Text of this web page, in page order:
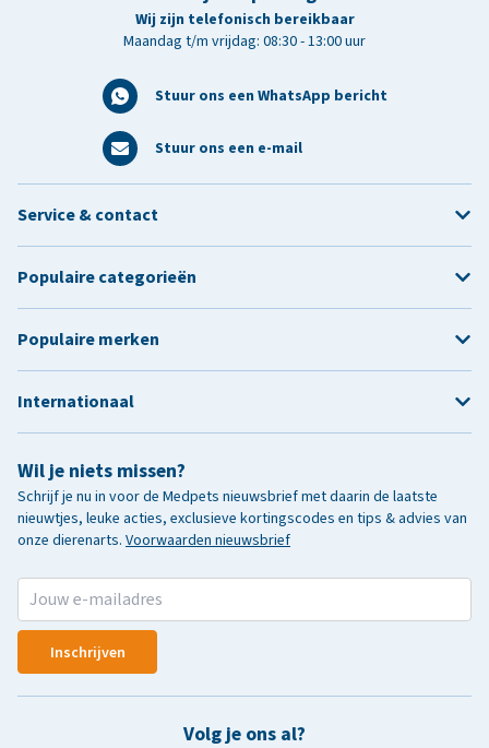
Wij zijn telefonisch bereikbaar
Maandag t/m vrijdag: 08:30 - 13:00 uur
Stuur ons een WhatsApp bericht
Stuur ons een e-mail
Wil je niets missen?
Schrijf je nu in voor de Medpets nieuwsbrief met daarin de laatste
nieuwtjes, leuke acties, exclusieve kortingscodes en tips & advies van
onze dierenarts. Voorwaarden nieuwsbrief
Inschrijven
Volg je ons al?
Service & contact
Populaire categorieën
Populaire merken
Internationaal